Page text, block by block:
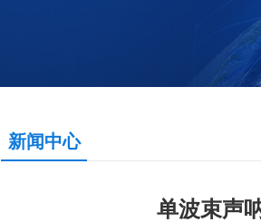
新闻中心
单波束声